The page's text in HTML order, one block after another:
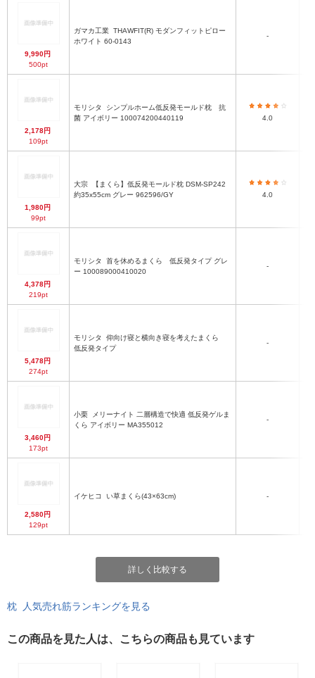
9,990円
500pt
ガマカ工業
ホワイト 60-0143
-
2,178円
109pt
モリシタ
菌 アイボリー 100074200440119
4.0
1,980円
99pt
大宗
約35x55cm グレー 962596/GY
4.0
4,378円
219pt
モリシタ
ー 100089000410020
-
5,478円
274pt
モリシタ
低反発タイプ
-
3,460円
173pt
小栗
くら アイボリー MA355012
-
2,580円
129pt
イケヒコ い草まくら(43×63cm) -
詳しく比較する
枕 人気売れ筋ランキングを見る
この商品を見た人は、こちらの商品も見ています